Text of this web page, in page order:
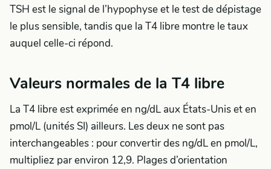
TSH est le signal de l’hypophyse et le test de dépistage
le plus sensible, tandis que la T4 libre montre le taux
auquel celle-ci répond.
Valeurs normales de la T4 libre
La T4 libre est exprimée en ng/dL aux États-Unis et en
pmol/L (unités SI) ailleurs. Les deux ne sont pas
interchangeables : pour convertir des ng/dL en pmol/L,
multipliez par environ 12,9. Plages d’orientation